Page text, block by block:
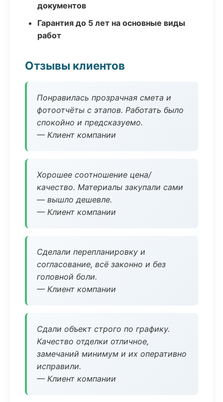
документов
Гарантия до 5 лет на основные виды
работ
Отзывы клиентов
Понравилась прозрачная смета и
фотоотчёты с этапов. Работать было
спокойно и предсказуемо.
— Клиент компании
Хорошее соотношение цена/
качество. Материалы закупали сами
— вышло дешевле.
— Клиент компании
Сделали перепланировку и
согласование, всё законно и без
головной боли.
— Клиент компании
Сдали объект строго по графику.
Качество отделки отличное,
замечаний минимум и их оперативно
исправили.
— Клиент компании